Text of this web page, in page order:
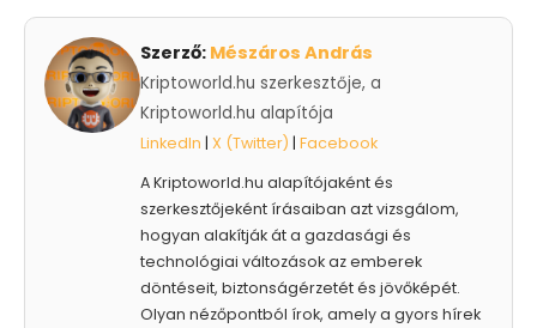
Szerző: Mészáros András
Kriptoworld.hu szerkesztője, a
Kriptoworld.hu alapítója
LinkedIn | X (Twitter) | Facebook
A Kriptoworld.hu alapítójaként és
szerkesztőjeként írásaiban azt vizsgálom,
hogyan alakítják át a gazdasági és
technológiai változások az emberek
döntéseit, biztonságérzetét és jövőképét.
Olyan nézőpontból írok, amely a gyors hírek